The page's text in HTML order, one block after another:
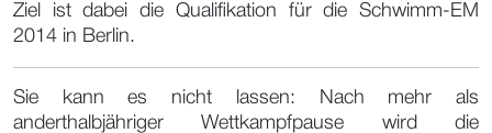
Ziel ist dabei die Qualifikation für die Schwimm-EM
2014 in Berlin.
Sie kann es nicht lassen: Nach mehr als
anderthalbjähriger Wettkampfpause wird die